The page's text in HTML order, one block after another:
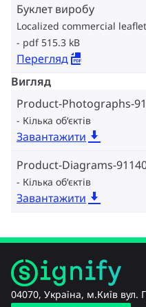
Буклет виробу
Localized commercial
pdf 515.3 kB
Перегляд
Вигляд
Product-Photographs-
Кілька об‘єктів
Завантажити
Product-Diagrams-
Кілька об‘єктів
Завантажити
04070, Україна, м.Київ вул.